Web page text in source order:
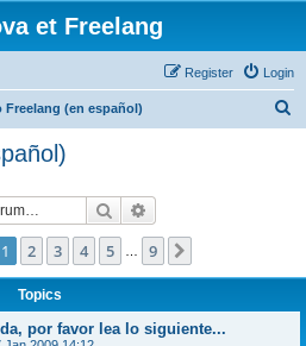
et Freelang
Login
Register
Freelang (en español)
Search
1of 9
1 2 3 4 5 9
Topics
por favor lea lo siguiente...